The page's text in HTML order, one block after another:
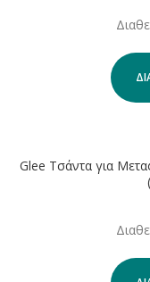
Glee Τσάντα για